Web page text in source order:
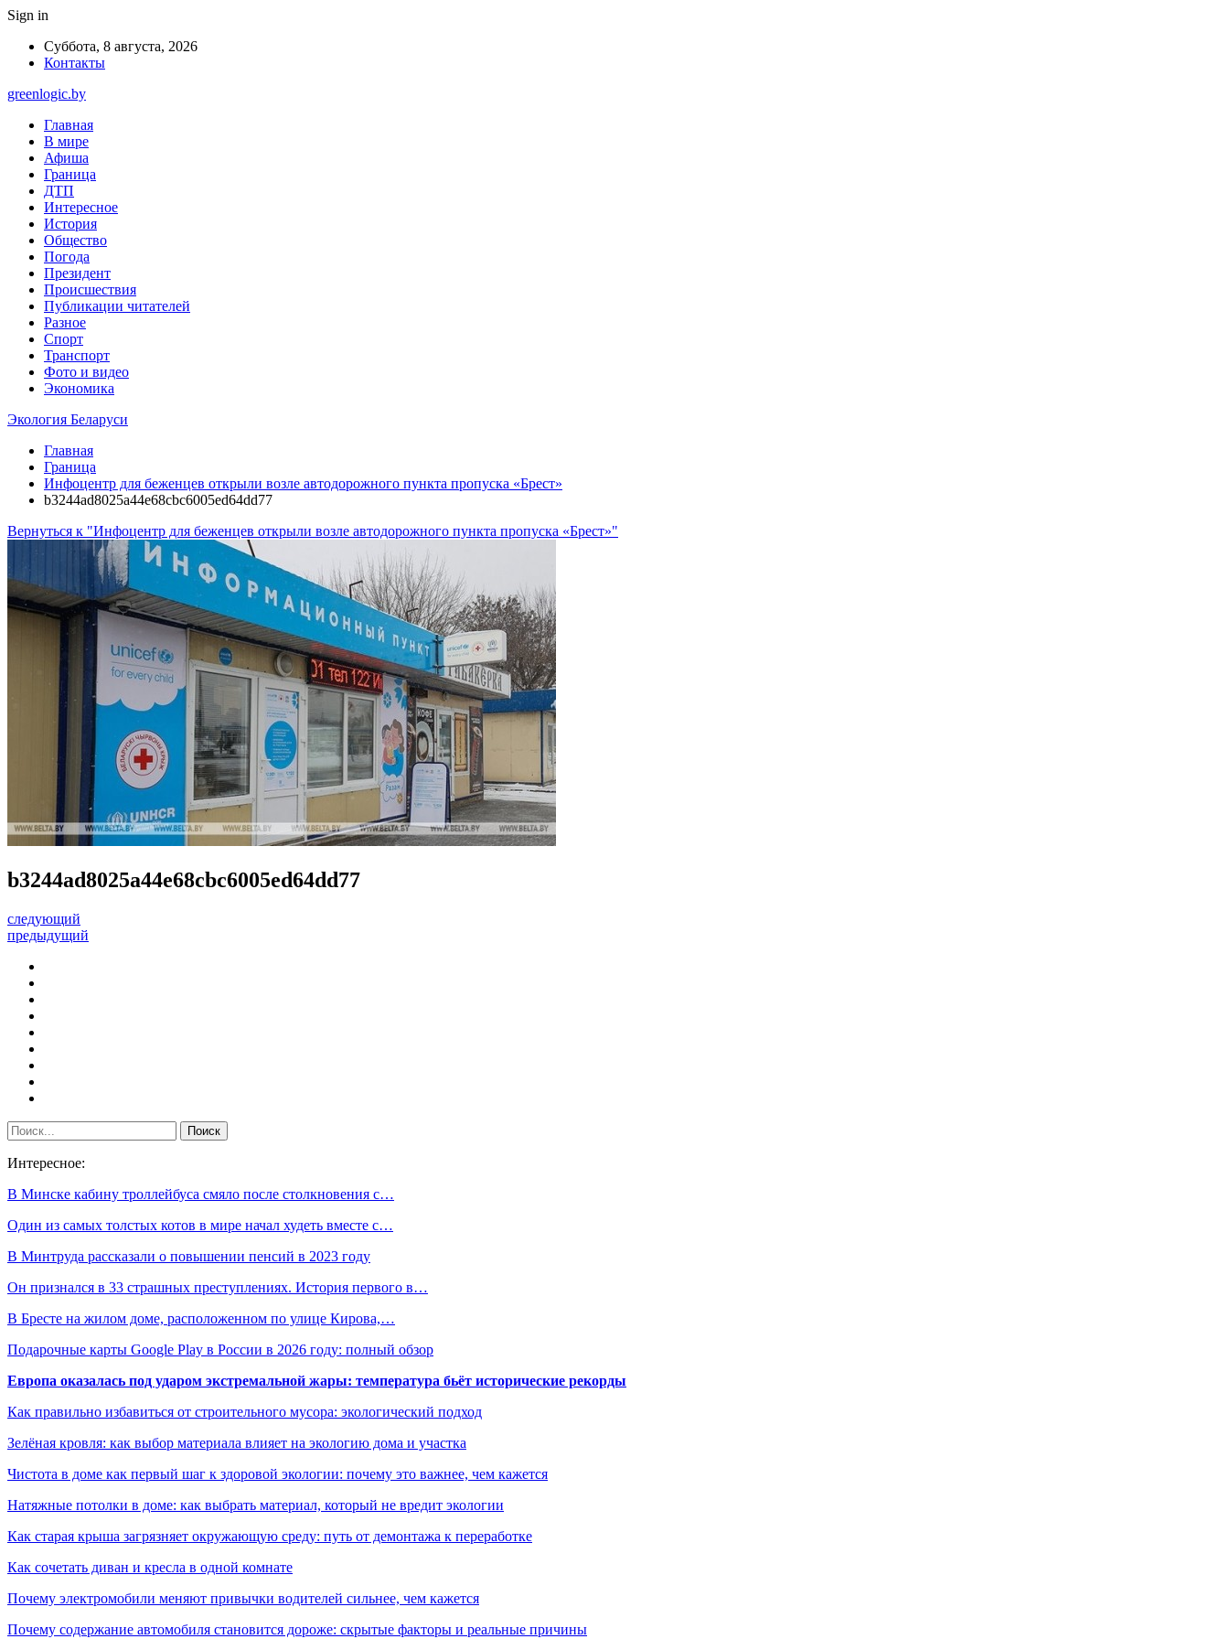
Sign in
Суббота, 8 августа, 2026
Контакты
greenlogic.by
Главная
В мире
Афиша
Граница
ДТП
Интересное
История
Общество
Погода
Президент
Происшествия
Публикации читателей
Разное
Спорт
Транспорт
Фото и видео
Экономика
Экология Беларуси
Главная
Граница
Инфоцентр для беженцев открыли возле автодорожного пункта пропуска «Брест»
b3244ad8025a44e68cbc6005ed64dd77
Вернуться к "Инфоцентр для беженцев открыли возле автодорожного пункта пропуска «Брест»"
b3244ad8025a44e68cbc6005ed64dd77
следующий
предыдущий
Интересное:
В Минске кабину троллейбуса смяло после столкновения с…
Один из самых толстых котов в мире начал худеть вместе с…
В Минтруда рассказали о повышении пенсий в 2023 году
Он признался в 33 страшных преступлениях. История первого в…
В Бресте на жилом доме, расположенном по улице Кирова,…
Подарочные карты Google Play в России в 2026 году: полный обзор
Европа оказалась под ударом экстремальной жары: температура бьёт исторические рекорды
Как правильно избавиться от строительного мусора: экологический подход
Зелёная кровля: как выбор материала влияет на экологию дома и участка
Чистота в доме как первый шаг к здоровой экологии: почему это важнее, чем кажется
Натяжные потолки в доме: как выбрать материал, который не вредит экологии
Как старая крыша загрязняет окружающую среду: путь от демонтажа к переработке
Как сочетать диван и кресла в одной комнате
Почему электромобили меняют привычки водителей сильнее, чем кажется
Почему содержание автомобиля становится дороже: скрытые факторы и реальные причины